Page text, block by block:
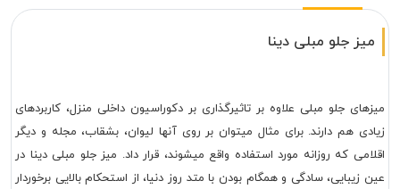
میز جلو مبلی دینا
میزهای جلو مبلی علاوه بر تاثیرگذاری بر دکوراسیون داخلی منزل، کاربردهای
زیادی هم دارند. برای مثال میتوان بر روی آنها لیوان، بشقاب، مجله و دیگر
اقلامی که روزانه مورد استفاده واقع میشوند، قرار داد. میز جلو مبلی دینا در
عین زیبایی، سادگی و همگام بودن با متد روز دنیا، از استحکام بالایی برخوردار